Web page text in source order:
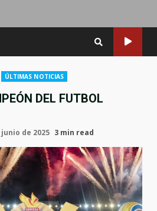
ÚLTIMAS NOTICIAS
DEL FUTBOL
junio de 2025 3 min read